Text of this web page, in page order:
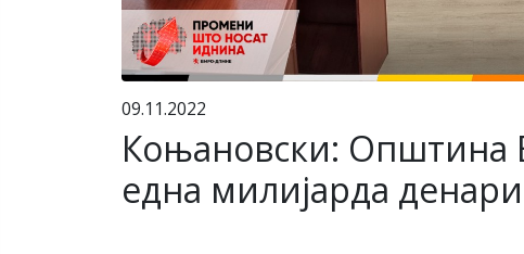
09.11.2022
Коњановски: Општина
една милијарда денари